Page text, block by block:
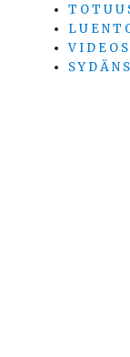
T O T U U
L U E N T
V I D E O
S Y D Ä N